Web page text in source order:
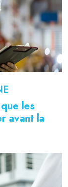
les
avant la